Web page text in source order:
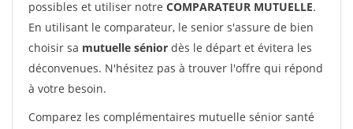
possibles et utiliser notre COMPARATEUR MUTUELLE.
En utilisant le comparateur, le senior s'assure de bien
choisir sa mutuelle sénior dès le départ et évitera les
déconvenues. N'hésitez pas à trouver l'offre qui répond
à votre besoin.
Comparez les complémentaires mutuelle sénior santé